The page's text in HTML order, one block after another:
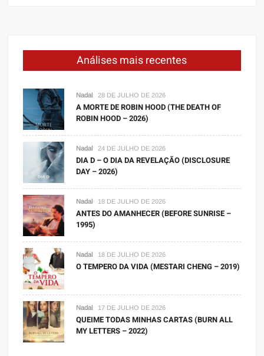
Análises mais recentes
Nadal 28 DE JULHO DE 2026
A MORTE DE ROBIN HOOD (THE DEATH OF
ROBIN HOOD – 2026)
Nadal 24 DE JULHO DE 2026
DIA D – O DIA DA REVELAÇÃO (DISCLOSURE
DAY – 2026)
Nadal 18 DE JULHO DE 2026
ANTES DO AMANHECER (BEFORE SUNRISE –
1995)
Nadal 18 DE JULHO DE 2026
O TEMPERO DA VIDA (MESTARI CHENG – 2019)
Nadal 17 DE JULHO DE 2026
QUEIME TODAS MINHAS CARTAS (BURN ALL
MY LETTERS – 2022)